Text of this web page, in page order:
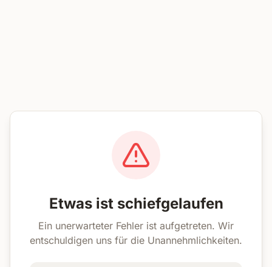
Etwas ist schiefgelaufen
Ein unerwarteter Fehler ist aufgetreten. Wir
entschuldigen uns für die Unannehmlichkeiten.